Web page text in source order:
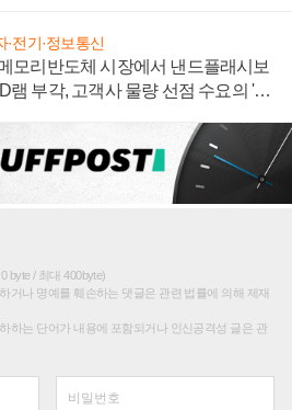
·전기·정보통신
모리반도체 시장에서 낸드플래시보
램 부각, 고객사 물량 선점 수요의 '우
byte / 최대 400byte)
거나 명예를 훼손하는 댓글은 관련 법률에 의해 제재
하는 단어가 내용에 포함되거나 인신공격성 글은 관